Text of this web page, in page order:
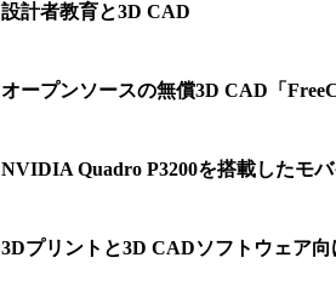
設計者教育と3D CAD
オープンソースの無償3D CAD「
NVIDIA Quadro P3200を搭載したモ
3Dプリントと3D CADソフトウェア